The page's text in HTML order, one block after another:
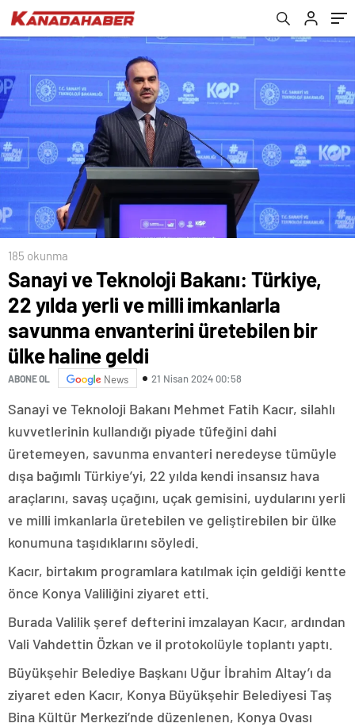
185 okunma
Sanayi ve Teknoloji Bakanı: Türkiye,
22 yılda yerli ve milli imkanlarla
savunma envanterini üretebilen bir
ülke haline geldi
ABONE OL News 21 Nisan 2024 00:58
Sanayi ve Teknoloji Bakanı Mehmet Fatih Kacır, silahlı
kuvvetlerinin kullandığı piyade tüfeğini dahi
üretemeyen, savunma envanteri neredeyse tümüyle
dışa bağımlı Türkiye’yi, 22 yılda kendi insansız hava
araçlarını, savaş uçağını, uçak gemisini, uydularını yerli
ve milli imkanlarla üretebilen ve geliştirebilen bir ülke
konumuna taşıdıklarını söyledi.
Kacır, birtakım programlara katılmak için geldiği kentte
önce Konya Valiliğini ziyaret etti.
Burada Valilik şeref defterini imzalayan Kacır, ardından
Vali Vahdettin Özkan ve il protokolüyle toplantı yaptı.
Büyükşehir Belediye Başkanı Uğur İbrahim Altay’ı da
ziyaret eden Kacır, Konya Büyükşehir Belediyesi Taş
Bina Kültür Merkezi’nde düzenlenen, Konya Ovası